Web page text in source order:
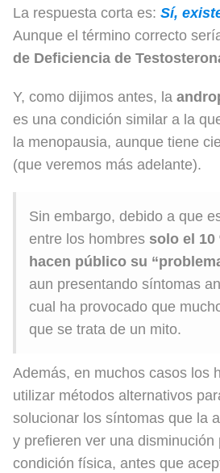
La respuesta corta es: Sí,
Aunque el término correcto
de Deficiencia de
Y, como dijimos antes, la
es una condición similar a la
la menopausia, aunque tiene
(que veremos más adelante).
Sin embargo, debido a que
entre los hombres solo el 10
hacen público su
aun presentando síntomas
cual ha provocado que
que se trata de un mito.
Además, en muchos casos los
utilizar métodos alternativos
solucionar los síntomas que la
y prefieren ver una disminución
condición física, antes que